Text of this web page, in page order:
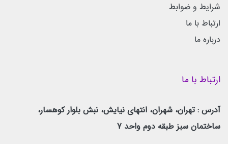
شرایط و ضوابط
ارتباط با ما
درباره ما
ارتباط با ما
آدرس : تهران، شهران، انتهای نیایش، نبش بلوار کوهسار،
ساختمان سبز طبقه دوم واحد 7